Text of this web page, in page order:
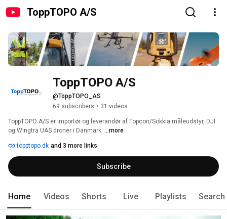
ToppTOPO A/S
ToppTOPO A/S
@ToppTOPO_AS
69 subscribers • 31 videos
ToppTOPO A/S er importør og leverandør af Topcon/Sokkia måleudstyr, DJI
og Wingtra UAS droner i Danmark. ...more
topptopo.dk and 3 more links
Subscribe
Home Videos Shorts Live Playlists Search